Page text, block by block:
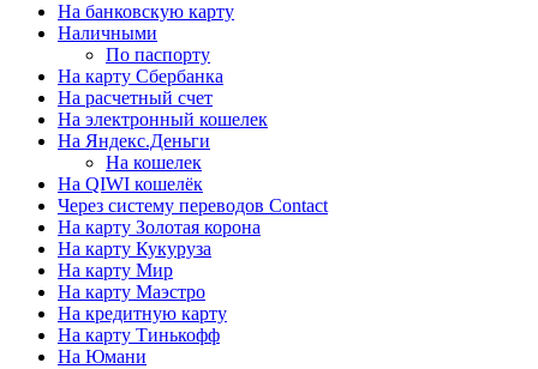
На банковскую карту
Наличными
По паспорту
На карту Сбербанка
На расчетный счет
На электронный кошелек
На Яндекс.Деньги
На кошелек
На QIWI кошелёк
Через систему переводов Contact
На карту Золотая корона
На карту Кукуруза
На карту Мир
На карту Маэстро
На кредитную карту
На карту Тинькофф
На Юмани